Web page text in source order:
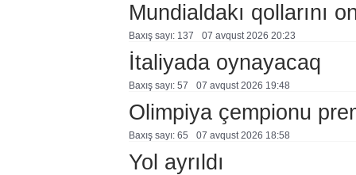
Mundialdakı qollarını
Baxış sayı: 137 07 avqust 2026 20:23
İtaliyada oynayacaq
Baxış sayı: 57 07 avqust 2026 19:48
Olimpiya çempionu
Baxış sayı: 65 07 avqust 2026 18:58
Yol ayrıldı